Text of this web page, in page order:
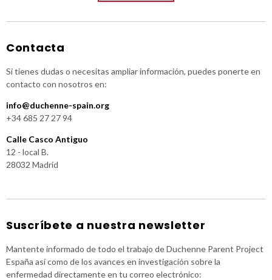
Contacta
Si tienes dudas o necesitas ampliar información, puedes ponerte en
contacto con nosotros en:
info@duchenne-spain.org
+34 685 27 27 94
Calle Casco Antiguo
12 - local B.
28032 Madrid
Suscríbete a nuestra newsletter
Mantente informado de todo el trabajo de Duchenne Parent Project
España así como de los avances en investigación sobre la
enfermedad directamente en tu correo electrónico: